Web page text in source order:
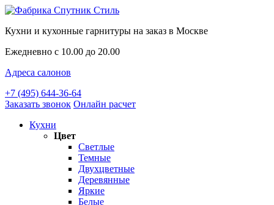
Кухни и кухонные гарнитуры на заказ в Москве
Ежедневно с 10.00 до 20.00
Адреса салонов
+7 (495) 644-36-64
Заказать звонок Онлайн расчет
Кухни
Цвет
Светлые
Темные
Двухцветные
Деревянные
Яркие
Белые